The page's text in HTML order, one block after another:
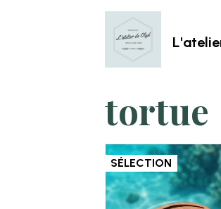
tortue
SÉLECTION